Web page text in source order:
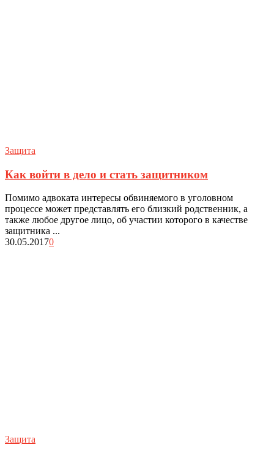
Защита
Как войти в дело и стать защитником
Помимо адвоката интересы обвиняемого в уголовном
процессе может представлять его близкий родственник, а
также любое другое лицо, об участии которого в качестве
защитника ...
30.05.20170
Защита